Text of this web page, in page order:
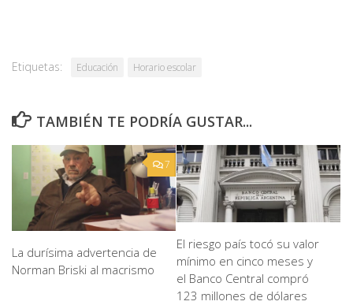
Etiquetas: Educación Horario escolar
TAMBIÉN TE PODRÍA GUSTAR...
7
La durísima advertencia de
Norman Briski al macrismo
El riesgo país tocó su valor
mínimo en cinco meses y
el Banco Central compró
123 millones de dólares